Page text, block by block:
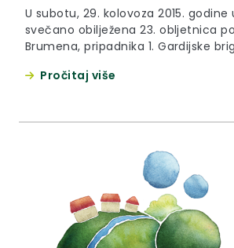
U subotu, 29. kolovoza 2015. godine
svečano obilježena 23. obljetnica
Brumena, pripadnika 1. Gardijske
županije Željko Kolar.
Pročitaj više